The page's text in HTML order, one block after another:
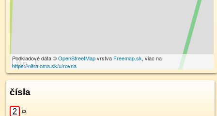
10 m
Podkladové dáta ©OpenStreetMapvrstva Freemap.sk, viac na
https://nitra.oma.sk/u/rovna
čísla
2 ¤